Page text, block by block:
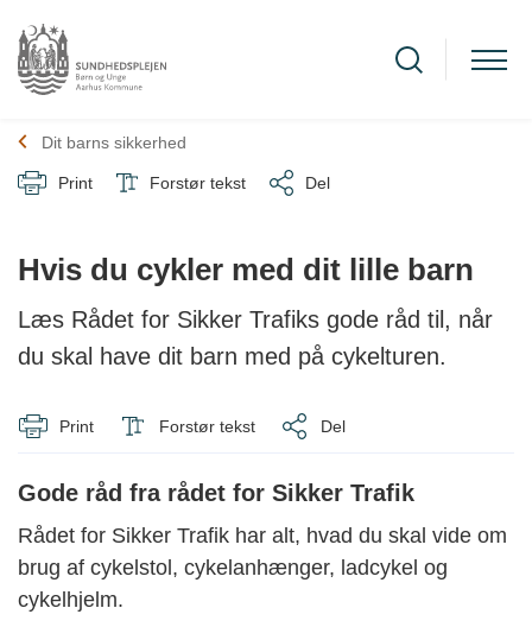
Dit barns sikkerhed
Print Forstør tekst Del
Hvis du cykler med dit lille barn
Læs Rådet for Sikker Trafiks gode råd til, når
du skal have dit barn med på cykelturen.
Print Forstør tekst Del
Gode råd fra rådet for Sikker Trafik
Rådet for Sikker Trafik har alt, hvad du skal vide om
brug af cykelstol, cykelanhænger, ladcykel og
cykelhjelm.